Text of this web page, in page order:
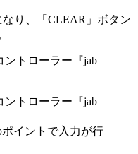
なり、「CLEAR」ボタン
イントで入力が行